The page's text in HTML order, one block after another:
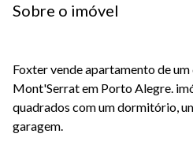
Sobre o imóvel
Foxter vende apartamento de
Mont'Serrat em Porto Alegre.
quadrados com um dormitório,
garagem.